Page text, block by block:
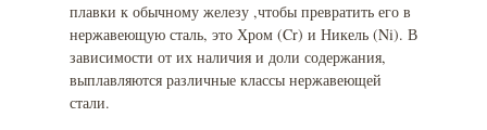
плавки к обычному железу ,чтобы превратить его в
нержавеющую сталь, это Хром (Cr) и Никель (Ni). В
зависимости от их наличия и доли содержания,
выплавляются различные классы нержавеющей
стали.